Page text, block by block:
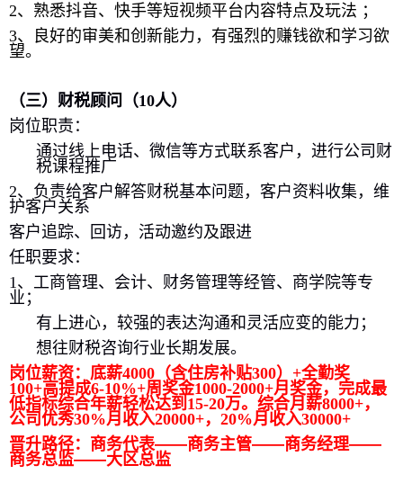
2、熟悉抖音、快手等短视频平台内容特点及玩法 ；
3、 良好的审美和创新能力 ，有强烈的赚钱欲和学习欲
望。
（三）财税顾问（10人）
岗位职责：
通过线上电话、微信等方式联系客户，进行公司财
税课程推广
2、负责给客户解答财税基本问题，客户资料收集，维
护客户关系
客户追踪、回访，活动邀约及跟进
任职要求：
1 、工商管理、会计、财务管理等经管、商学院等专
业；
有上进心，较强的表达沟通和灵活应变的能力；
想往财税咨询行业长期发展。
岗位薪资：底薪4000 （含住房补贴300） +全勤奖
100+高提成6-10%+周奖金1000-2000+月奖金，完成最
低指标综合年薪轻松达到 15-20万。 综合月薪8000+，
公司优秀30%月收入20000+， 20%月收入30000+
晋升路径：商务代表——商务主管——商务经理——
商务总监——大区总监